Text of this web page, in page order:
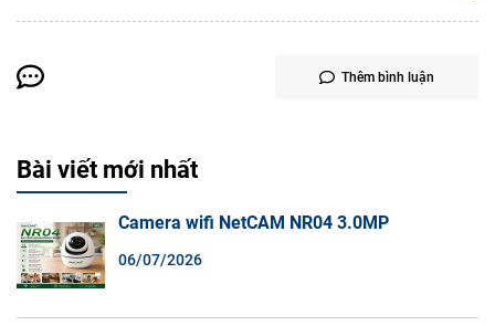
Thêm bình luận
Bài viết mới nhất
Camera wifi NetCAM NR04 3.0MP
06/07/2026